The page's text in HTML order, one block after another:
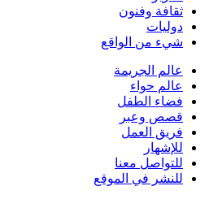
ثقافة وفنون
دوليات
شيء من الواقع
عالم الجريمة
عالم حواء
فضاء الطفل
قصص وعبر
فريق العمل
للإشهار
للتواصل معنا
للنشر في الموقع